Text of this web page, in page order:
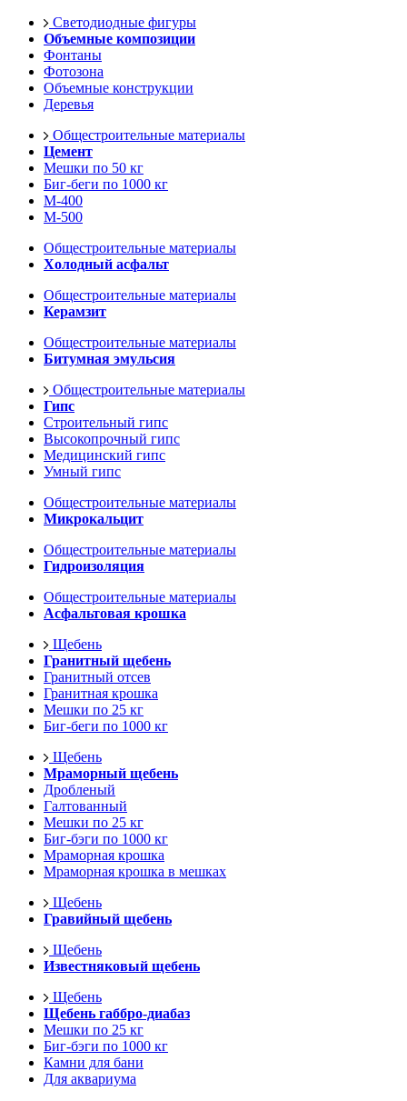
Светодиодные фигуры
Объемные композиции
Фонтаны
Фотозона
Объемные конструкции
Деревья
Общестроительные материалы
Цемент
Мешки по 50 кг
Биг-беги по 1000 кг
М-400
М-500
Общестроительные материалы
Холодный асфальт
Общестроительные материалы
Керамзит
Общестроительные материалы
Битумная эмульсия
Общестроительные материалы
Гипс
Строительный гипс
Высокопрочный гипс
Медицинский гипс
Умный гипс
Общестроительные материалы
Микрокальцит
Общестроительные материалы
Гидроизоляция
Общестроительные материалы
Асфальтовая крошка
Щебень
Гранитный щебень
Гранитный отсев
Гранитная крошка
Мешки по 25 кг
Биг-беги по 1000 кг
Щебень
Мраморный щебень
Дробленый
Галтованный
Мешки по 25 кг
Биг-бэги по 1000 кг
Мраморная крошка
Мраморная крошка в мешках
Щебень
Гравийный щебень
Щебень
Известняковый щебень
Щебень
Щебень габбро-диабаз
Мешки по 25 кг
Биг-бэги по 1000 кг
Камни для бани
Для аквариума